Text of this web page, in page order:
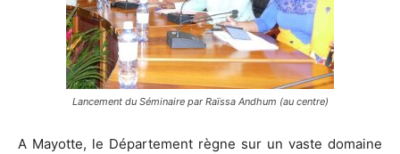
Lancement du Séminaire par Raïssa Andhum (au centre)
A Mayotte, le Département règne sur un vaste domaine